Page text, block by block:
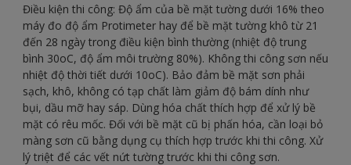
Điều kiện thi công: Độ ẩm của bề mặt tường dưới 16% theo
máy đo độ ẩm Protimeter hay để bề mặt tường khô từ 21
đến 28 ngày trong điều kiện bình thường (nhiệt độ trung
bình 30oC, độ ẩm môi trường 80%). Không thi công sơn nếu
nhiệt độ thời tiết dưới 10oC). Bảo đảm bề mặt sơn phải
sạch, khô, không có tạp chất làm giảm độ bám dính như
bụi, dầu mỡ hay sáp. Dùng hóa chất thích hợp để xử lý bề
mặt có rêu mốc. Đối với bề mặt cũ bị phấn hóa, cần loại bỏ
màng sơn cũ bằng dụng cụ thích hợp trước khi thi công. Xử
lý triệt để các vết nứt tường trước khi thi công sơn.